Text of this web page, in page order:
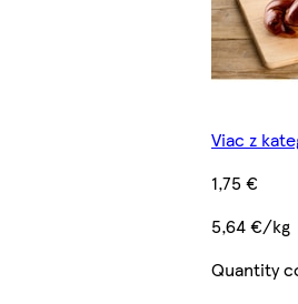
Viac z
1,75 €
5,64 €/kg
Quantity